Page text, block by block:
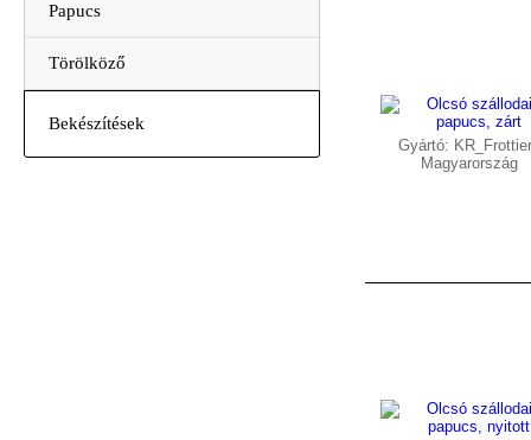
Papucs
Törölköző
Bekészítések
Gyártó:
Magyarország